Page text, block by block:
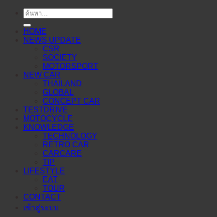
ค้นหา:
HOME
NEWS UPDATE
CSR
SOCIETY
MOTORSPORT
NEW CAR
THAILAND
GLOBAL
CONCEPT CAR
TESTDRIVE
MOTOCYCLE
KNOWLEDGE
TECHNOLOGY
RETRO CAR
CARCARE
TIP
LIFESTYLE
EAT
TOUR
CONTACT
เข้าสู่ระบบ